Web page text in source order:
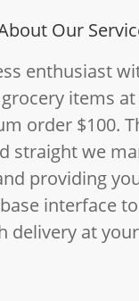
Our
enthusiast
items
order $100.
straight we
providing
interface
delivery at